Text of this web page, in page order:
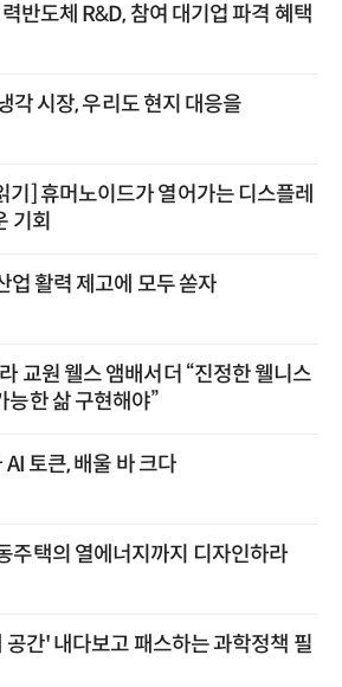
반도체 R&D, 참여 대기업 파격 혜택
각 시장, 우리도 현지 대응을
기] 휴머노이드가 열어가는 디스플레
기회
업 활력 제고에 모두 쏟자
교원 웰스 앰배서더 “진정한 웰니스
한 삶 구현해야”
AI 토큰, 배울 바 크다
주택의 열에너지까지 디자인하라
공간' 내다보고 패스하는 과학정책 필